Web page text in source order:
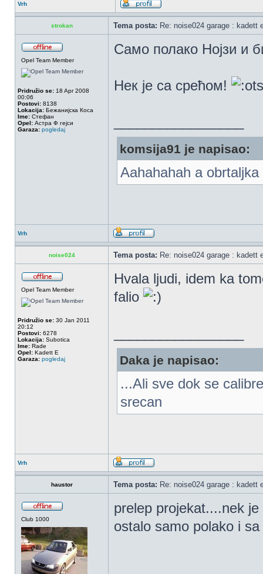
Vrh
strokan Tema posta: Re: noise024 garage : kadett
Opel Team Member
Pridružio se: 18 Apr 2008
00:06
Postovi: 8138
Lokacija: Бежанијска Коса
Ime: Стефан
Opel: Астра Ф гејси
Garaza: pogledaj
Само полако Нојзи и
Нек је са срећом!
komsija91 je napisao:
Aahahahah a
Vrh
noise024 Tema posta: Re: noise024 garage : kadett
Opel Team Member
Pridružio se: 30 Jan 2011
20:12
Postovi: 6278
Lokacija: Subotica
Ime: Rade
Opel: Kadett E
Garaza: pogledaj
Hvala ljudi, idem ka
falio
Daka je napisao:
...Ali sve dok se
srecan
Vrh
haustor Tema posta: Re: noise024 garage : kadett
Club 1000
prelep projekat....nek
ostalo samo polako i